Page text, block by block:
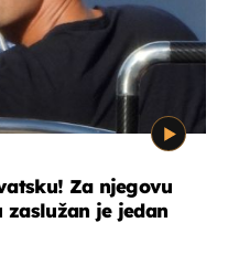
Za njegovu
je jedan